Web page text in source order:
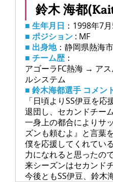
鈴木 海都
■ 生年月日 ：1998年7
■ ポジション : MF
■ 出身地：静岡県熱海市
■ チーム歴：
アゴーラFC熱海 → ア
ルシステム
■ 鈴木海都選手 コメン
「日頃よりSS伊豆を
退団し、セカンドチー
一身上の都合によりサ
ズンも頼むよ』と言葉
僕を応援してくれてい
力になれると思ったの
来シーズンはセカンド
今後ともSS伊豆、鈴木